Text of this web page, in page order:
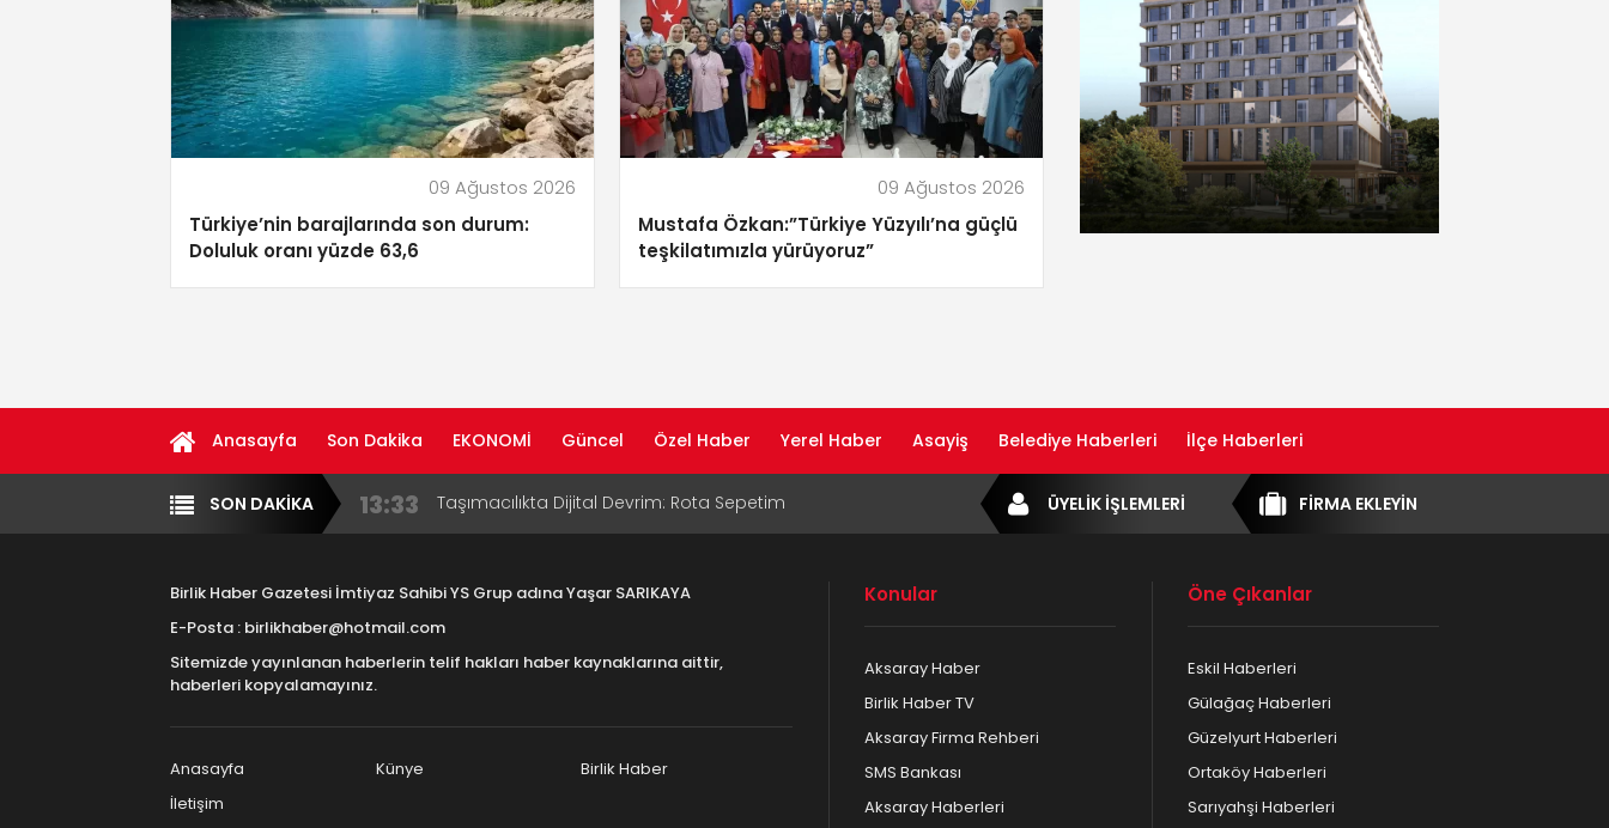
09 Ağustos 2026
Türkiye’nin barajlarında son durum:
Doluluk oranı yüzde 63,6
09 Ağustos 2026
Mustafa Özkan:”Türkiye Yüzyılı’na güçlü
teşkilatımızla yürüyoruz”
Anasayfa Son Dakika EKONOMİ Güncel Özel Haber Yerel Haber Asayiş Belediye Haberleri İlçe Haberleri
Yazarlar Diğer
SON DAKİKA 13:33 Taşımacılıkta Dijital Devrim: Rota Sepetim
Çocuklara Bıraktı
16:00 Aksaray Esnaf Rehberi ile Google ve Yapay Zeka
8:23
Birlikhaber.com Yayın Hayatına Başladı | Hızlı ve Akıllı
FİRMA EKLEYİN
ÜYELİK İŞLEMLERİ
Birlik Haber Gazetesi İmtiyaz Sahibi YS Grup adına Yaşar SARIKAYA
E-Posta : birlikhaber@hotmail.com
Sitemizde yayınlanan haberlerin telif hakları haber kaynaklarına aittir,
haberleri kopyalamayınız.
Anasayfa Künye
Birlik Haber
İletişim
Konular
Aksaray Haber
Birlik Haber TV
Aksaray Firma Rehberi
SMS Bankası
Aksaray Haberleri
Öne Çıkanlar
Eskil Haberleri
Gülağaç Haberleri
Güzelyurt Haberleri
Ortaköy Haberleri
Sarıyahşi Haberleri